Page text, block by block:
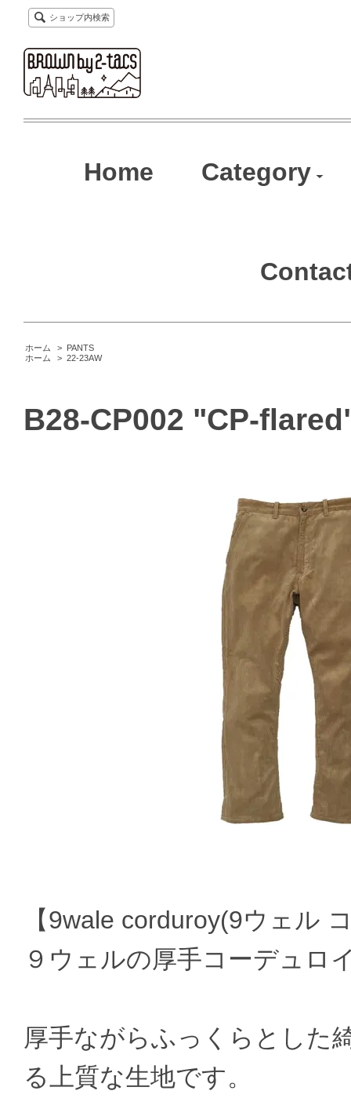
ショップ内検索
Home Category
ホーム > PANTS
ホーム
> 22-23AW
B28-CP002 "CP-
【9wale corduroy(9ウェル
９ウェルの厚手コーデュロ
厚手ながらふっくらとした
る上質な生地です。